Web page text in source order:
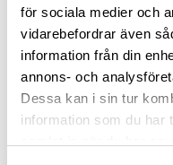
för sociala medier och
vidarebefordrar även
information från din
annons- och
Dessa kan i sin tur
information som du har
Dogman bajspåsar
med knythandtag 50-
pack - Svart
22,5 x 28 cm